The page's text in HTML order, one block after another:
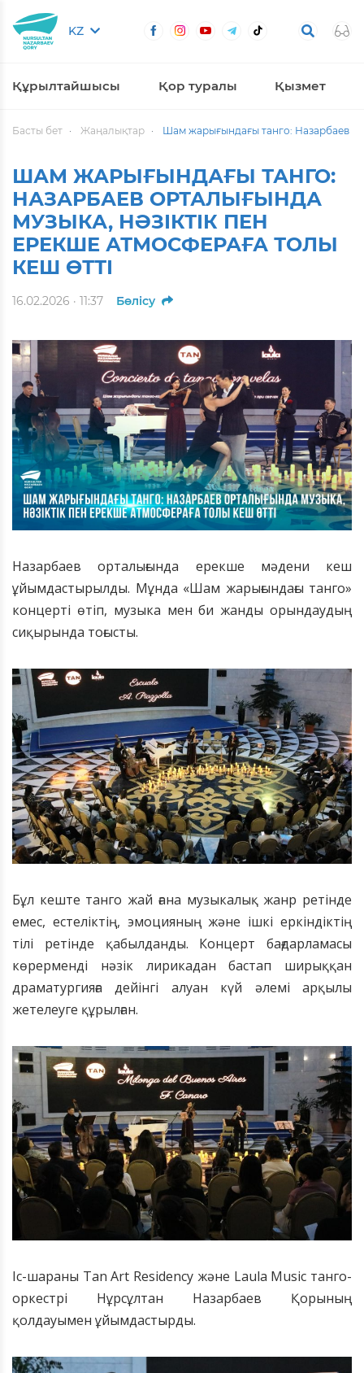
KZ
Құрылтайшысы Қор туралы Қызмет
Басты бет Жаңалықтар Шам жарығындағы танго: Назарбаев
ШАМ ЖАРЫҒЫНДАҒЫ ТАНГО:
НАЗАРБАЕВ ОРТАЛЫҒЫНДА
МУЗЫКА, НӘЗІКТІК ПЕН
ЕРЕКШЕ АТМОСФЕРАҒА ТОЛЫ
КЕШ ӨТТІ
16.02.2026 · 11:37 Бөлісу
Назарбаев орталығында ерекше мәдени кеш
ұйымдастырылды. Мұнда «Шам жарығындағы танго»
концерті өтіп, музыка мен би жанды орындаудың
сиқырында тоғысты.
Бұл кеште танго жай ғана музыкалық жанр ретінде
емес, естеліктің, эмоцияның және ішкі еркіндіктің
тілі ретінде қабылданды. Концерт бағдарламасы
көрерменді нәзік лирикадан бастап ширыққан
драматургияға дейінгі алуан күй әлемі арқылы
жетелеуге құрылған.
Іс-шараны Tan Art Residency және Laula Music танго-
оркестрі Нұрсұлтан Назарбаев Қорының
қолдауымен ұйымдастырды.